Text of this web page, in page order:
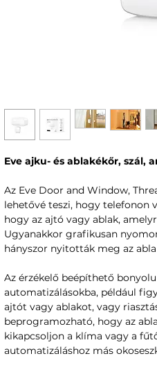
Eve ajku- és ablakékőr, szál,
Az Eve Door and Window,
lehetővé teszi, hogy telefonon
hogy az ajtó vagy ablak,
Ugyanakkor grafikusan
hányszor nyitották meg az
Az érzékelő beépíthető
automatizálásokba, például
ajtót vagy ablakot, vagy
beprogramozható, hogy az
kikapcsoljon a klíma vagy a
automatizáláshoz más